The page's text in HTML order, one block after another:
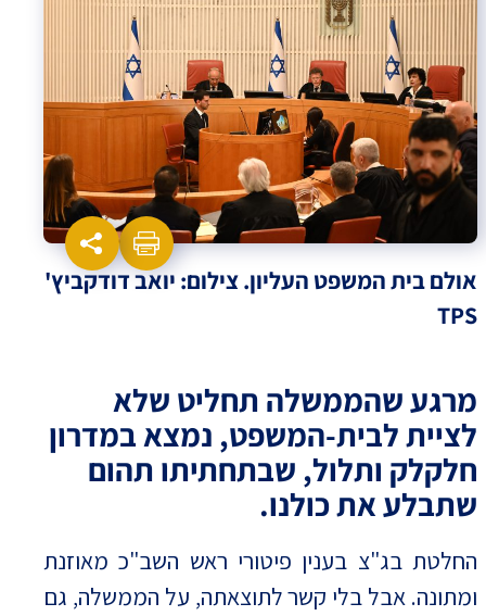
אולם בית המשפט העליון. צילום: יואב דודקביץ'
TPS
מרגע שהממשלה תחליט שלא
לציית לבית-המשפט, נמצא במדרון
חלקלק ותלול, שבתחתיתו תהום
שתבלע את כולנו.
החלטת בג"צ בענין פיטורי ראש השב"כ מאוזנת
ומתונה. אבל בלי קשר לתוצאתה, על הממשלה, גם